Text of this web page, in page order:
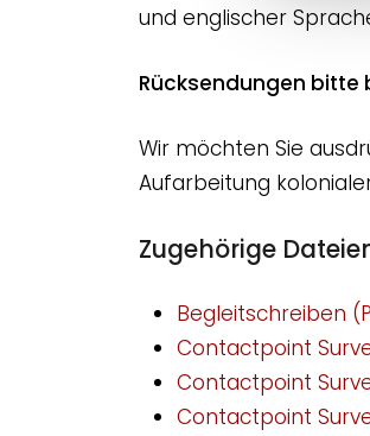
und englischer
Rücksendungen bitte
Wir möchten Sie
Aufarbeitung
Zugehörige
Begleitschreiben
Contactpoint
Contactpoint
Contactpoint